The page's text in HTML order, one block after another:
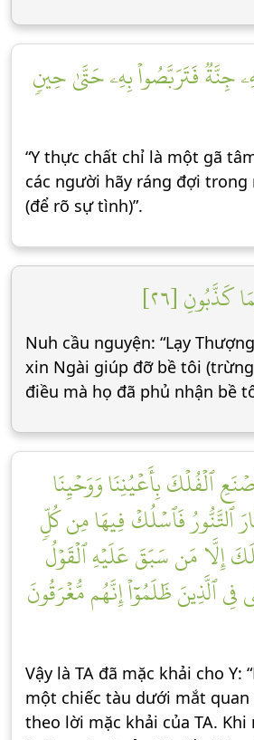
جِنَّةٞ فَتَرَبَّصُواْ بِهِۦ حَتَّىٰ حِينٖ
“Y thực chất chỉ là một gã
các người hãy ráng đợi
(để rõ sự tình)”.
كَذَّبُونِ [٢٦]
Nuh cầu nguyện: “Lạy
xin Ngài giúp đỡ bề tôi
điều mà họ đã phủ nhận bề
ٱلۡفُلۡكَ بِأَعۡيُنِنَا وَوَحۡيِنَا
ٱلتَّنُّورُ فَٱسۡلُكۡ فِيهَا مِن كُلّٖ
إِلَّا مَن سَبَقَ عَلَيۡهِ ٱلۡقَوۡلُ
ٱلَّذِينَ ظَلَمُوٓاْ إِنَّهُم مُّغۡرَقُونَ
Vậy là TA đã mặc khải cho Y:
một chiếc tàu dưới mắt quan
theo lời mặc khải của TA.